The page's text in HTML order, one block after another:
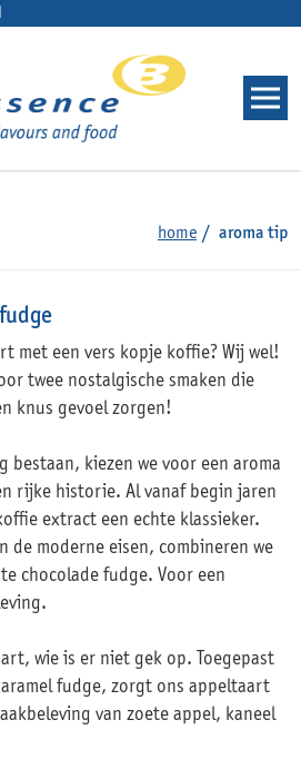
home aroma tip
met een vers kopje koffie? Wij wel!
twee nostalgische smaken die
knus gevoel zorgen!
bestaan, kiezen we voor een aroma
rijke historie. Al vanaf begin jaren
extract een echte klassieker.
de moderne eisen, combineren we
chocolade fudge. Voor een
wie is er niet gek op. Toegepast
fudge, zorgt ons appeltaart
van zoete appel, kaneel